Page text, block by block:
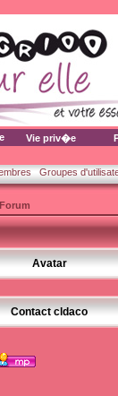
Vie priv�e
Groupes
Avatar
Contact cldaco